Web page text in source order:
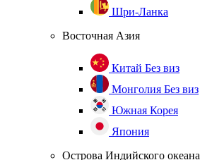
Шри-Ланка
Восточная Азия
Китай Без виз
Монголия Без виз
Южная Корея
Япония
Острова Индийского океана